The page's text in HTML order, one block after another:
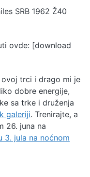
SRB 1962 Ž40
ovde: [download
ovoj trci i drago mi je
dobre energije,
sa trke i druženja
galeriji. Trenirajte, a
26. juna na
3. jula na noćnom